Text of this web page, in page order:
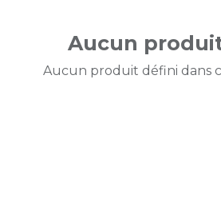
Aucun
Aucun produit défini dans